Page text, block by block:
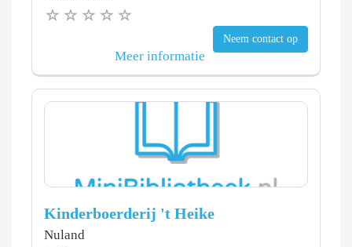
Neem contact op
Meer informatie
Kinderboerderij 't Heike
Nuland